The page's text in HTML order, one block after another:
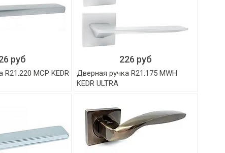
руб
MCP KEDR
226 руб
Дверная ручка R21.175 MWH
KEDR ULTRA